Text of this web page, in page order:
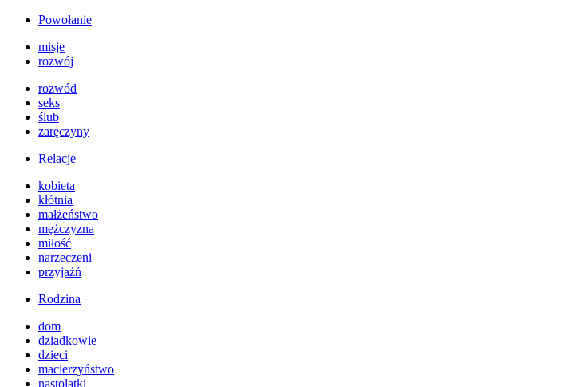
Powołanie
misje
rozwój
rozwód
seks
ślub
zaręczyny
Relacje
kobieta
kłótnia
małżeństwo
mężczyzna
miłość
narzeczeni
przyjaźń
Rodzina
dom
dziadkowie
dzieci
macierzyństwo
nastolatki